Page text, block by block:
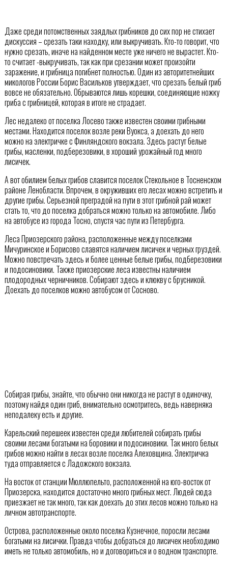
Даже среди потомственных заядлых грибников до сих пор не стихает
дискуссия – срезать таки находку, или выкручивать. Кто-то говорит, что
нужно срезать, иначе на найденном месте уже ничего не вырастет. Кто-
то считает -выкручивать, так как при срезании может произойти
заражение, и грибница погибнет полностью. Один из авторитетнейших
микологов России Борис Васильков утверждает, что срезать белый гриб
вовсе не обязательно. Обрываются лишь корешки, соединяющие ножку
гриба с грибницей, которая в итоге не страдает.
Лес недалеко от поселка Лосево также известен своими грибными
местами. Находится поселок возле реки Вуокса, а доехать до него
можно на электричке с Финляндского вокзала. Здесь растут белые
грибы, масленки, подберезовики, в хороший урожайный год много
лисичек.
А вот обилием белых грибов славится поселок Стекольное в Тосненском
районе Ленобласти. Впрочем, в окруживших его лесах можно встретить и
другие грибы. Серьезной преградой на пути в этот грибной рай может
стать то, что до поселка добраться можно только на автомобиле. Либо
на автобусе из города Тосно, спустя час пути из Петербурга.
Леса Приозерского района, расположенные между поселками
Мичуринское и Борисово славятся наличием лисичек и черных груздей.
Можно повстречать здесь и более ценные белые грибы, подберезовики
и подосиновики. Также приозерские леса известны наличием
плодородных черничников. Собирают здесь и клюкву с брусникой.
Доехать до поселков можно автобусом от Сосново.
Собирая грибы, знайте, что обычно они никогда не растут в одиночку,
поэтому найдя один гриб, внимательно осмотритесь, ведь наверняка
неподалеку есть и другие.
Карельский перешеек известен среди любителей собирать грибы
своими лесами богатыми на боровики и подосиновики. Так много белых
грибов можно найти в лесах возле поселка Алеховщина. Электричка
туда отправляется с Ладожского вокзала.
На восток от станции Мюллюпельто, расположенной на юго-восток от
Приозерска, находится достаточно много грибных мест. Людей сюда
приезжает не так много, так как доехать до этих лесов можно только на
личном автотранспорте.
Острова, расположенные около поселка Кузнечное, поросли лесами
богатыми на лисички. Правда чтобы добраться до лисичек необходимо
иметь не только автомобиль, но и договориться и о водном транспорте.